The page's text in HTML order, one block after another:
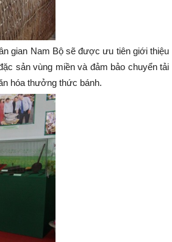
gian Nam Bộ sẽ được ưu tiên giới thiệu
sản vùng miền và đảm bảo chuyển tải
hóa thưởng thức bánh.